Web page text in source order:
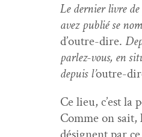
Le dernier livre de
avez pub­lié se
d’outre-dire.
par­lez-vous, en
depuis l’out­re-
Ce lieu, c’est la
Comme on sait,